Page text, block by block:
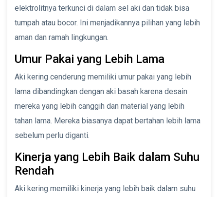
elektrolitnya terkunci di dalam sel aki dan tidak bisa
tumpah atau bocor. Ini menjadikannya pilihan yang lebih
aman dan ramah lingkungan.
Umur Pakai yang Lebih Lama
Aki kering cenderung memiliki umur pakai yang lebih
lama dibandingkan dengan aki basah karena desain
mereka yang lebih canggih dan material yang lebih
tahan lama. Mereka biasanya dapat bertahan lebih lama
sebelum perlu diganti.
Kinerja yang Lebih Baik dalam Suhu
Rendah
Aki kering memiliki kinerja yang lebih baik dalam suhu